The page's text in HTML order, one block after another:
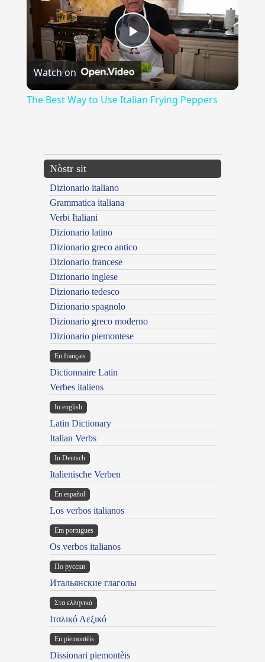
Play
Video
Watch on
The Best Way to Use Italian Frying Peppers
Nòstr sit
Dizionario italiano
Grammatica italiana
Verbi Italiani
Dizionario latino
Dizionario greco antico
Dizionario francese
Dizionario inglese
Dizionario tedesco
Dizionario spagnolo
Dizionario greco moderno
Dizionario piemontese
En français
Dictionnaire Latin
Verbes italiens
In english
Latin Dictionary
Italian Verbs
In Deutsch
Italienische Verben
En español
Los verbos italianos
Em portugues
Os verbos italianos
По русски
Итальянские глаголы
Στα ελληνικά
Ιταλικό Λεξικό
Ën piemontèis
Dissionari piemontèis